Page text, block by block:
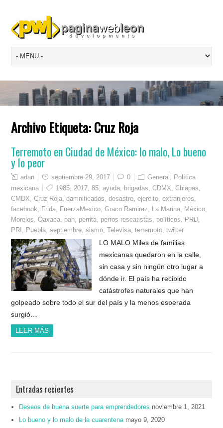
Archivo Etiqueta:Cruz Roja
Terremoto en Ciudad de México: lo malo, Lo bueno
y lo peor
adan septiembre 29, 2017 0 General
Política
mexicana
1985 2017 ,85 ,ayuda brigadas ,CDMX ,Chiapas
CMDX ,Cruz Roja ,damnificados ,desastre ,ejercito ,extranjeros
facebook
Frida FuerzaMexico ,Graco Ramirez La Marina México
Morelos ,Oaxaca pan perrita perros rescatistas políticos PRD
PRI
Puebla ,septiembre ,sismo ,Televisa ,terremoto ,twitter
LO MALO Miles de familias
mexicanas quedaron en la calle,
sin casa y sin ningún otro lugar a
dónde ir. El país ha recibido
catástrofes naturales que han
golpeado sobre todo el sur del país y la menos esperada
surgió…
LEER MÁS
Entradas recientes
Deseos de buena suerte para emprendedores noviembre 1, 2021
Lo bueno y lo malo de la cuarentena mayo 9, 2020